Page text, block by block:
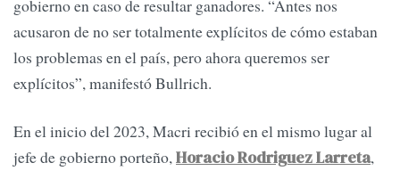
gobierno en caso de resultar ganadores. “Antes nos
acusaron de no ser totalmente explícitos de cómo estaban
los problemas en el país, pero ahora queremos ser
explícitos”, manifestó Bullrich.
En el inicio del 2023, Macri recibió en el mismo lugar al
jefe de gobierno porteño,Horacio Rodriguez Larreta,